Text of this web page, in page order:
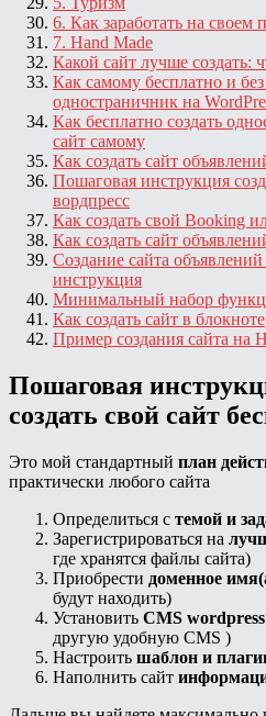
6. Как заработать на своем
7. Hand Made
Какой сайт лучше создать:
Как самому бесплатно и без
одностраничник на
Как бесплатно создать
сайт самому
Как создать сайт
Пошаговая инструкция
вордпресс
Как создать свой Booking
Как создать сайт
Создание сайта
инструкция
Минимальный набор
Как создать сайт в блокноте
Пример создания сайта на
Пошаговая
создать свой сайт
Это мой стандартный план
практически любого сайта
Определиться с темой и
Зарегистрироваться на
где хранятся файлы сайта)
Приобрести доменное имя(
будут находить)
Установить CMS wordpress
другую удобную CMS )
Настроить шаблон и
Наполнить сайт